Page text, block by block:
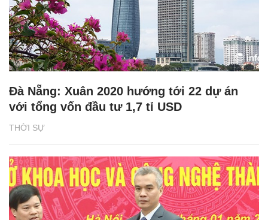
THỜI SỰ
Đà Nẵng: Xuân 2020 hướng tới 22 dự án
với tổng vốn đầu tư 1,7 tỉ USD